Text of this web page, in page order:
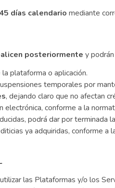
días calendario mediante
posteriormente y
plataforma o aplicación.
temporales por
, dejando claro que no afectan
conforme a la
podrá dar por terminada
ya adquiridas, conforme
las Plataformas y/o los